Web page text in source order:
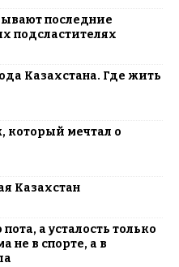
последние
подсластителях
Казахстана. Где жить
который мечтал о
Казахстан
а усталость только
не в спорте, а в